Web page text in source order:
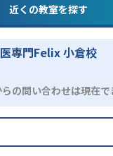
学力基準あり学習にPC・タ
イン対応
近くの教室を探す
専門Felix 小倉校
の問い合わせは現在